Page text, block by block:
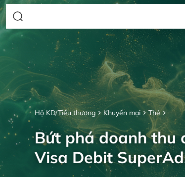
Hộ KD/Tiểu thương Khuyến mại Thẻ
Bứt phá doanh thu
Visa Debit